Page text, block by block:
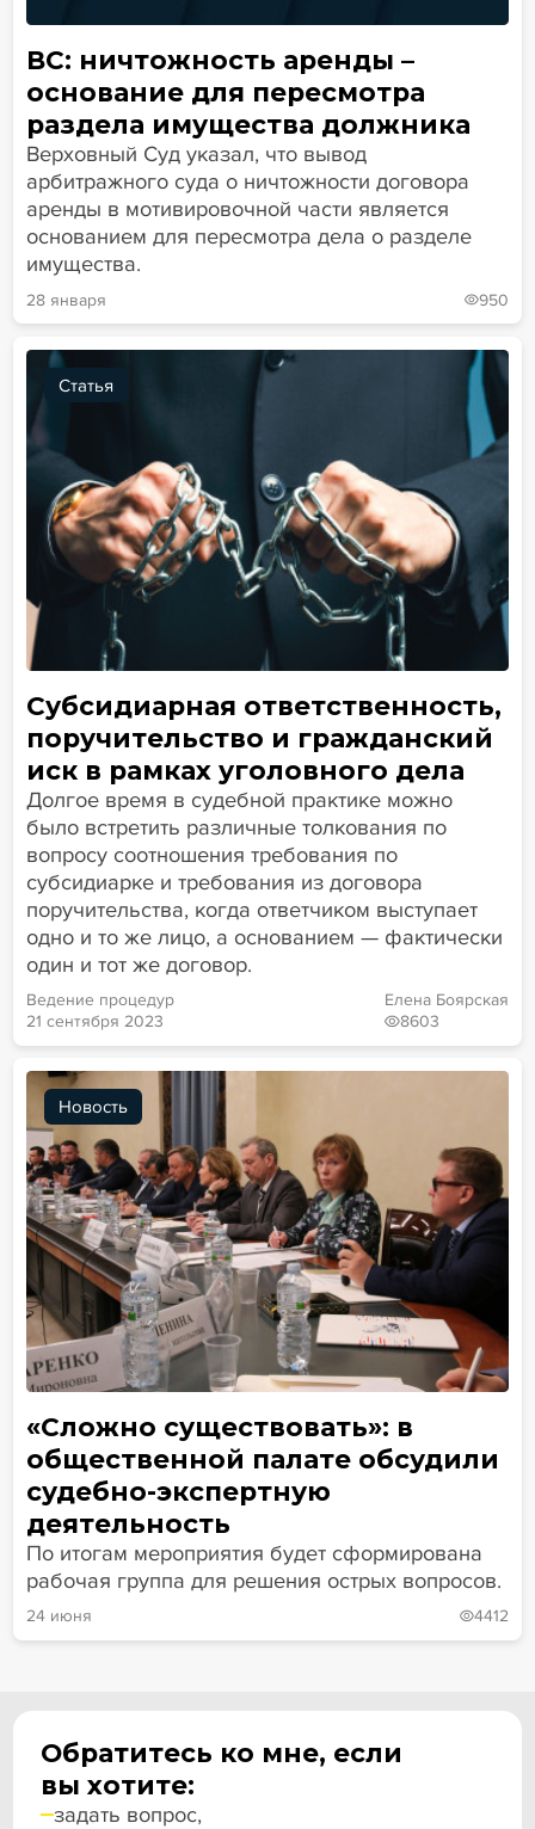
ВС: ничтожность аренды –
основание для пересмотра
раздела имущества должника
Верховный Суд указал, что вывод
арбитражного суда о ничтожности договора
аренды в мотивировочной части является
основанием для пересмотра дела о разделе
имущества.
28 января 950
Статья
Субсидиарная ответственность,
поручительство и гражданский
иск в рамках уголовного дела
Долгое время в судебной практике можно
было встретить различные толкования по
вопросу соотношения требования по
субсидиарке и требования из договора
поручительства, когда ответчиком выступает
одно и то же лицо, а основанием — фактически
один и тот же договор.
Ведение процедур
21 сентября 2023
Елена Боярская
8603
Новость
«Сложно существовать»: в
общественной палате обсудили
судебно-экспертную
деятельность
По итогам мероприятия будет сформирована
рабочая группа для решения острых вопросов.
24 июня 4412
Обратитесь ко мне, если
вы хотите:
задать вопрос,